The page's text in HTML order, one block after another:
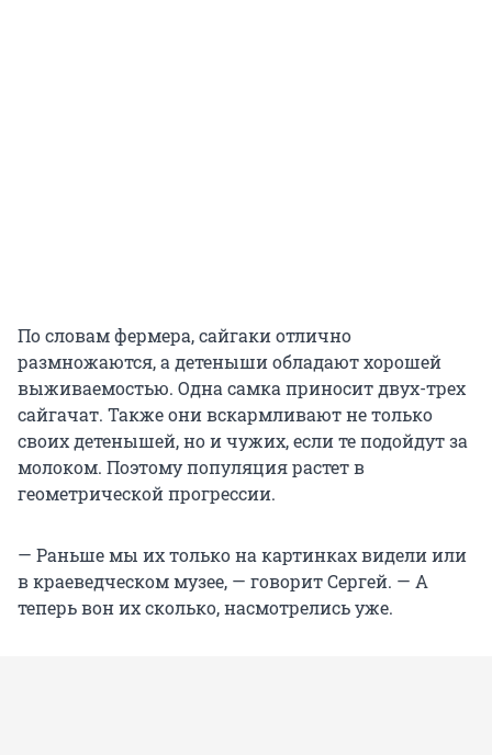
По словам фермера, сайгаки отлично
размножаются, а детеныши обладают хорошей
выживаемостью. Одна самка приносит двух-трех
сайгачат. Также они вскармливают не только
своих детенышей, но и чужих, если те подойдут за
молоком. Поэтому популяция растет в
геометрической прогрессии.
— Раньше мы их только на картинках видели или
в краеведческом музее, — говорит Сергей. — А
теперь вон их сколько, насмотрелись уже.